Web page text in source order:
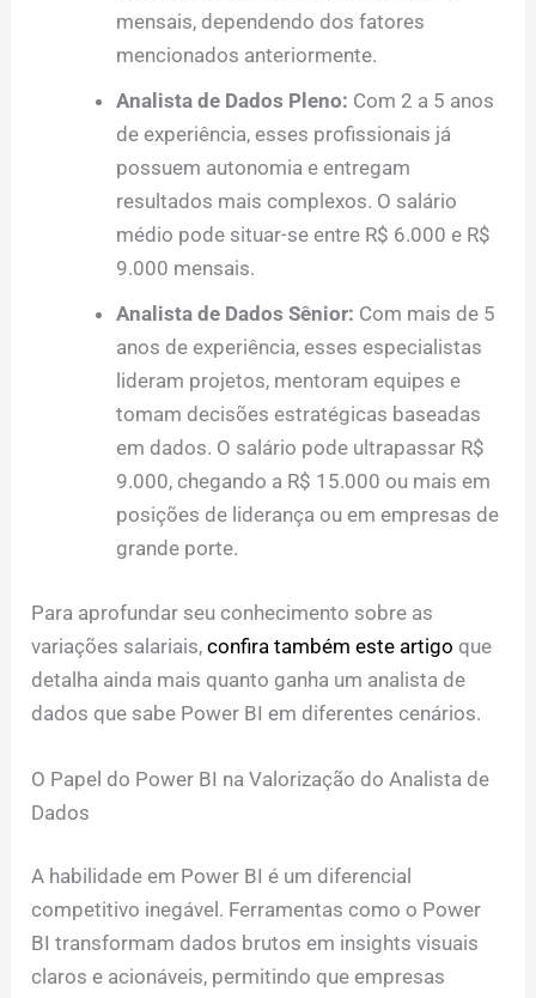
mensais, dependendo dos fatores
mencionados anteriormente.
Analista de Dados Pleno: Com 2 a 5 anos
de experiência, esses profissionais já
possuem autonomia e entregam
resultados mais complexos. O salário
médio pode situar-se entre R$ 6.000 e R$
9.000 mensais.
Analista de Dados Sênior: Com mais de 5
anos de experiência, esses especialistas
lideram projetos, mentoram equipes e
tomam decisões estratégicas baseadas
em dados. O salário pode ultrapassar R$
9.000, chegando a R$ 15.000 ou mais em
posições de liderança ou em empresas de
grande porte.
Para aprofundar seu conhecimento sobre as
variações salariais,confira também este artigo que
detalha ainda mais quanto ganha um analista de
dados que sabe Power BI em diferentes cenários.
O Papel do Power BI na Valorização do Analista de
Dados
A habilidade em Power BI é um diferencial
competitivo inegável. Ferramentas como o Power
BI transformam dados brutos em insights visuais
claros e acionáveis, permitindo que empresas